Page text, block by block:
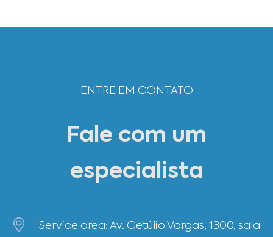
ENTRE EM CONTATO
Fale com um
especialista
Service area: Av. Getúlio Vargas, 1300, sala